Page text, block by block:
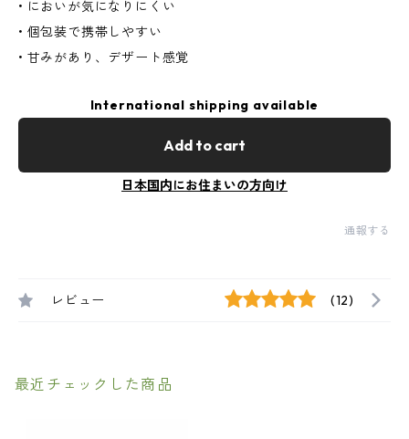
• においが気になりにくい
• 個包装で携帯しやすい
• 甘みがあり、デザート感覚
International shipping available
Add to cart
日本国内にお住まいの方向け
通報する
レビュー (12)
最近チェックした商品